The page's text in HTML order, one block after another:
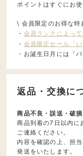
ポイントはすぐにお
\ 会員限定のお得な特
・ 会員ランクによっ
・ 会員限定セール「
・お誕生日月には「
返品・交換に
商品不良・誤送・破
商品到着の7日以内に
ご連絡ください。
内容を確認の上、担
発送をいたします。